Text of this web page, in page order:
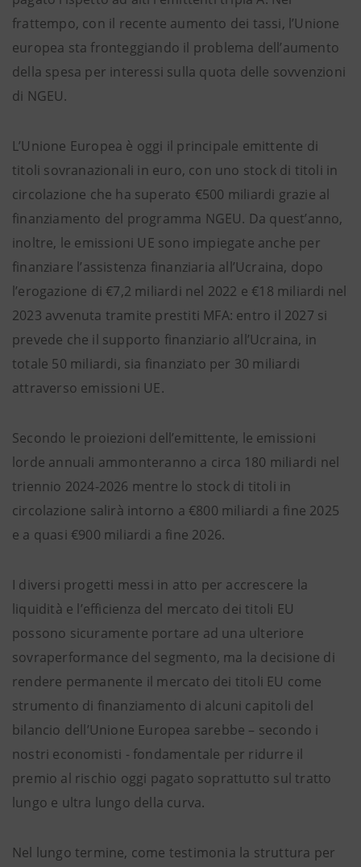
frattempo, con il recente aumento dei tassi, l’Unione
europea sta fronteggiando il problema dell’aumento
della spesa per interessi sulla quota delle sovvenzioni
di NGEU.
L’Unione Europea è oggi il principale emittente di
titoli sovranazionali in euro, con uno stock di titoli in
circolazione che ha superato €500 miliardi grazie al
finanziamento del programma NGEU. Da quest’anno,
inoltre, le emissioni UE sono impiegate anche per
finanziare l’assistenza finanziaria all’Ucraina, dopo
l’erogazione di €7,2 miliardi nel 2022 e €18 miliardi nel
2023 avvenuta tramite prestiti MFA: entro il 2027 si
prevede che il supporto finanziario all’Ucraina, in
totale 50 miliardi, sia finanziato per 30 miliardi
attraverso emissioni UE.
Secondo le proiezioni dell’emittente, le emissioni
lorde annuali ammonteranno a circa 180 miliardi nel
triennio 2024-2026 mentre lo stock di titoli in
circolazione salirà intorno a €800 miliardi a fine 2025
e a quasi €900 miliardi a fine 2026.
I diversi progetti messi in atto per accrescere la
liquidità e l’efficienza del mercato dei titoli EU
possono sicuramente portare ad una ulteriore
sovraperformance del segmento, ma la decisione di
rendere permanente il mercato dei titoli EU come
strumento di finanziamento di alcuni capitoli del
bilancio dell’Unione Europea sarebbe – secondo i
nostri economisti - fondamentale per ridurre il
premio al rischio oggi pagato soprattutto sul tratto
lungo e ultra lungo della curva.
Nel lungo termine, come testimonia la struttura per